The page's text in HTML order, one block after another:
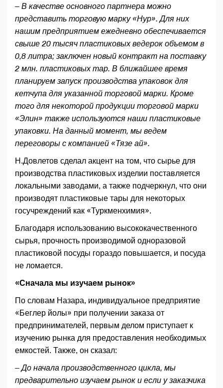
– В качестве основного партнера можно
представить торговую марку «Нур». Для них
нашим предприятием ежедневно обеспечивается
свыше 20 тысяч пластиковых ведерок объемом в
0,8 литра; заключен новый контракт на поставку
2 млн. пластиковых тар. В ближайшее время
планируем запуск производства упаковок для
кетчупа для указанной торговой марки. Кроме
того для некоторой продукции торговой марки
«Элин» также используются наши пластиковые
упаковки. На данный момент, мы ведем
переговоры с компанией «Тязе ай».
Н.Довлетов сделал акцент на том, что сырье для
производства пластиковых изделии поставляется
локальными заводами, а также подчеркнул, что они
производят пластиковые тары для некоторых
госучреждений как «Туркменхимия».
Благодаря использованию высококачественного
сырья, прочность производимой одноразовой
пластиковой посуды гораздо повышается, и посуда
не ломается.
«Сначала мы изучаем рынок»
По словам Назара, индивидуальное предприятие
«Беглер йолы» при получении заказа от
предпринимателей, первым делом приступает к
изучению рынка для предоставления необходимых
емкостей. Также, он сказал:
– До начала производственного цикла, мы
предварительно изучаем рынок и если у заказчика